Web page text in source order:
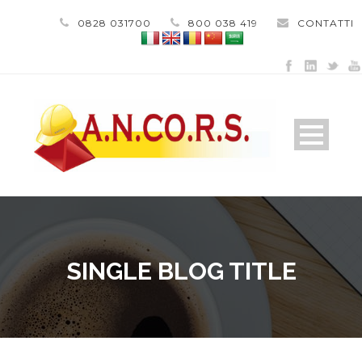
0828 031700 800 038 419 CONTATTI
SINGLE BLOG TITLE